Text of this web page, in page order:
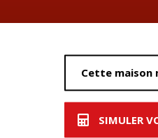
Cette maison
SIMULER